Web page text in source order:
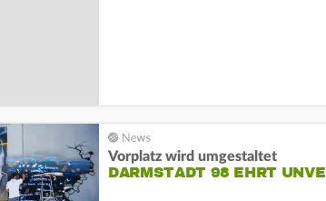
Vorplatz wird umgestaltet
DARMSTADT 98 EHRT